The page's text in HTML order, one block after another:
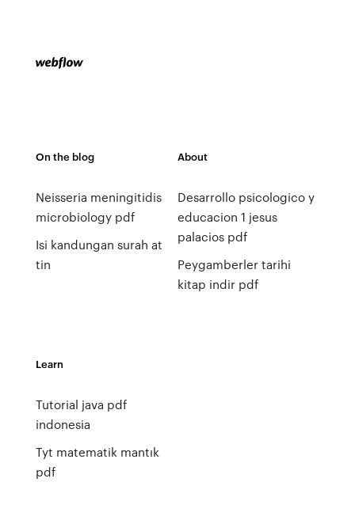
On the blog
Neisseria meningitidis
microbiology pdf
Isi kandungan surah at
tin
About
Desarrollo psicologico y
educacion 1 jesus
palacios pdf
Peygamberler tarihi
kitap indir pdf
Learn
Tutorial java pdf
indonesia
Tyt matematik mantık
pdf